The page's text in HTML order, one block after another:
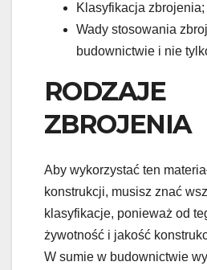
Klasyfikacja zbrojenia;
Wady stosowania
budownictwie i nie
RODZAJE
ZBROJENIA
Aby wykorzystać ten
konstrukcji, musisz znać
klasyfikacje, ponieważ od
żywotność i jakość
W sumie w budownictwie